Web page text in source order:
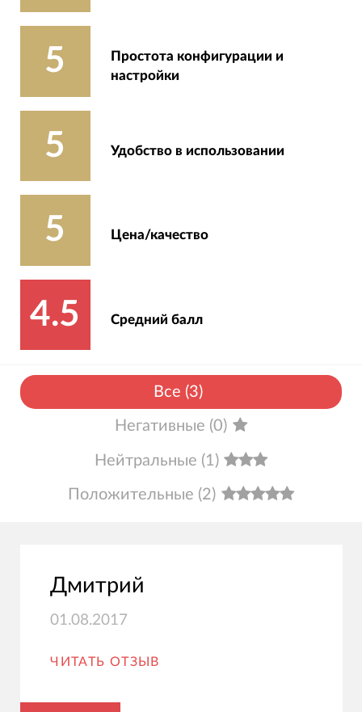
5
Простота конфигурации и
настройки
5 Удобство в использовании
5 Цена/качество
4.5 Средний балл
Все (3)
Негативные (0)
Нейтральные (1)
Положительные (2)
Дмитрий
01.08.2017
ЧИТАТЬ ОТЗЫВ